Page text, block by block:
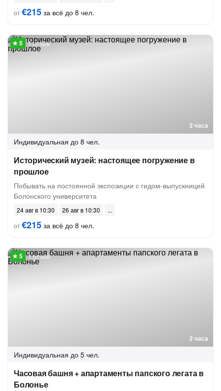
от€215 за всё до 8 чел.
2 часа
1 отзыв
Индивидуальная до 8 чел.
Исторический музей: настоящее погружение в
прошлое
Побывать на постоянной экспозиции с гидом-выпускницей
Болонского университета
24 авг в 10:30
26 авг в 10:30
от€215 за всё до 8 чел.
2 часа
1 отзыв
Индивидуальная до 5 чел.
Часовая башня + апартаменты папского легата в
Болонье